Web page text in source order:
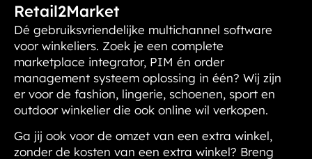
Retail2Market
Dé gebruiksvriendelijke multichannel software
voor winkeliers. Zoek je een complete
marketplace integrator, PIM én order
management systeem oplossing in één? Wij zijn
er voor de fashion, lingerie, schoenen, sport en
outdoor winkelier die ook online wil verkopen.
Ga jij ook voor de omzet van een extra winkel,
zonder de kosten van een extra winkel? Breng